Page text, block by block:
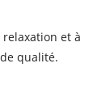
et à
qualité.